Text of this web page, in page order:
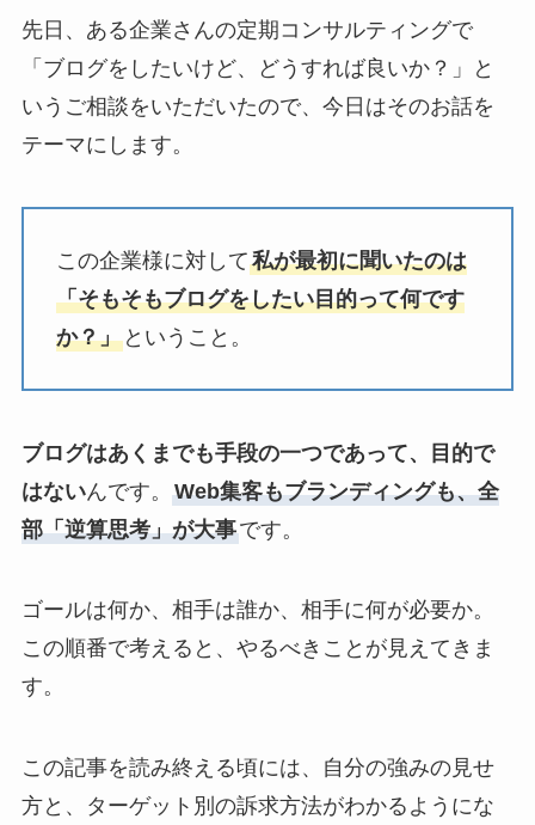
先日、ある企業さんの定期コンサルティングで
「ブログをしたいけど、どうすれば良いか？」と
いうご相談をいただいたので、今日はそのお話を
テーマにします。
この企業様に対して私が最初に聞いたのは
「そもそもブログをしたい目的って何です
か？」ということ。
ブログはあくまでも手段の一つであって、目的で
はないんです。 Web集客もブランディングも、全
部「逆算思考」が大事です。
ゴールは何か、相手は誰か、相手に何が必要か。
この順番で考えると、やるべきことが見えてきま
す。
この記事を読み終える頃には、自分の強みの見せ
方と、ターゲット別の訴求方法がわかるようにな